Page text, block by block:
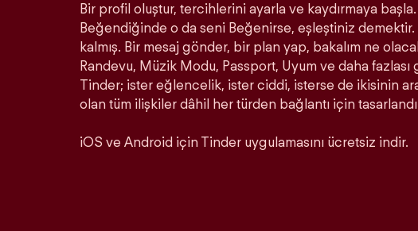
Bir profil oluştur, tercihlerini ayarla ve kaydırmaya
Beğendiğinde o da seni Beğenirse, eşleştiniz demektir.
kalmış. Bir mesaj gönder, bir plan yap, bakalım ne
Randevu, Müzik Modu, Passport, Uyum ve daha
Tinder; ister eğlencelik, ister ciddi, isterse de ikisinin
olan tüm ilişkiler dâhil her türden bağlantı için
iOS ve Android için Tinder uygulamasını ücretsiz indir.